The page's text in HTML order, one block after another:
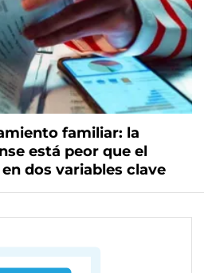
familiar: la
está peor que el
dos variables clave